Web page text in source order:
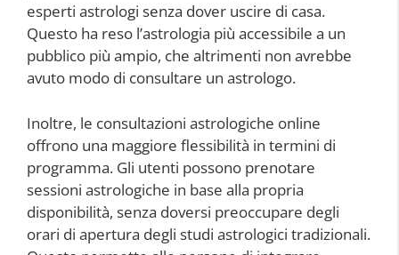
esperti astrologi senza dover uscire di casa.
Questo ha reso l’astrologia più accessibile a un
pubblico più ampio, che altrimenti non avrebbe
avuto modo di consultare un astrologo.
Inoltre, le consultazioni astrologiche online
offrono una maggiore flessibilità in termini di
programma. Gli utenti possono prenotare
sessioni astrologiche in base alla propria
disponibilità, senza doversi preoccupare degli
orari di apertura degli studi astrologici tradizionali.